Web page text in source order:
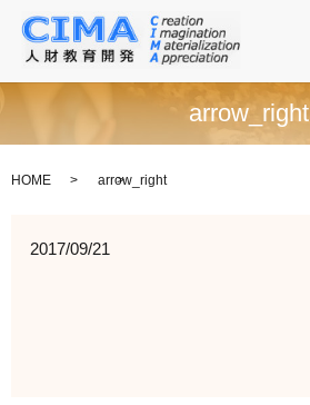
arrow_right
HOME arrow_right
2017/09/21